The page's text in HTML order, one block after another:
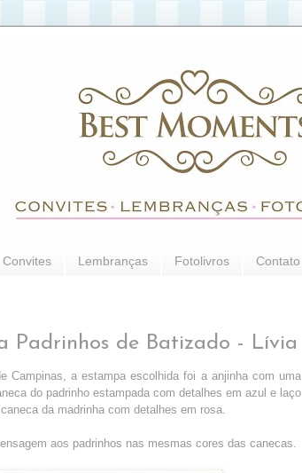
Convites Lembranças Fotolivros Contato
Padrinhos de Batizado - Lívia
Campinas, a estampa escolhida foi a anjinha com uma
do padrinho estampada com detalhes em azul e laço
da madrinha com detalhes em rosa.
aos padrinhos nas mesmas cores das canecas.